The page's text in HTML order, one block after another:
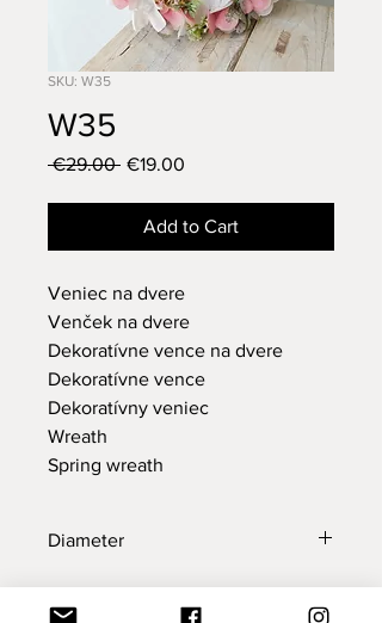
SKU: W35
W35
€29.00 Regular
€19.00
Add to Cart
Veniec na dvere
Venček na dvere
Dekoratívne vence na dvere
Dekoratívne vence
Dekoratívny veniec
Wreath
Spring wreath
Diameter
22 cm